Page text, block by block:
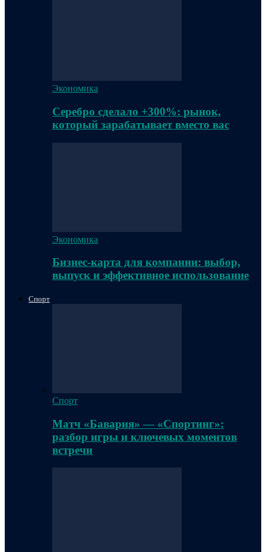
Экономика
Серебро сделало +300%: рынок,
который зарабатывает вместо вас
Экономика
Бизнес-карта для компании: выбор,
выпуск и эффективное использование
Спорт
Спорт
Матч «Бавария» — «Спортинг»:
разбор игры и ключевых моментов
встречи